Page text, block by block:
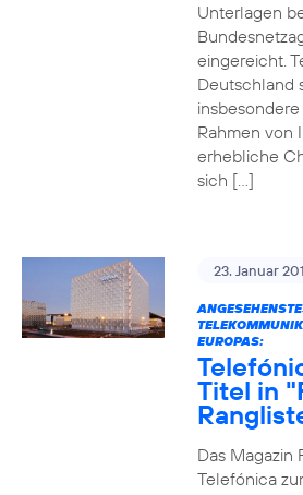
Unterlagen
eingereicht.
Deutschland
Rahmen von
erhebliche
sich […]
23. Januar
EUROPAS:
Titel in
Das Magazin
Telefónica